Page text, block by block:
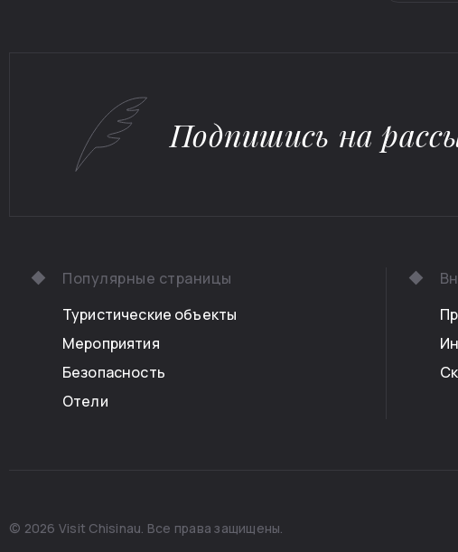
Подпишись на
Популярные страницы
Туристические объекты
Мероприятия
Безопасность
Отели
© 2026 Visit Chisinau. Все права защищены.